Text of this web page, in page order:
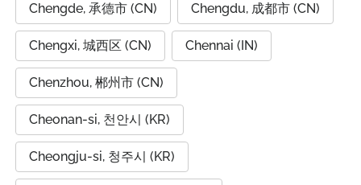
Chengde, 承德市 (CN) Chengdu, 成都市 (CN)
Chengxi, 城西区 (CN) Chennai (IN)
Chenzhou, 郴州市 (CN)
Cheonan-si, 천안시 (KR)
Cheongju-si, 청주시 (KR)